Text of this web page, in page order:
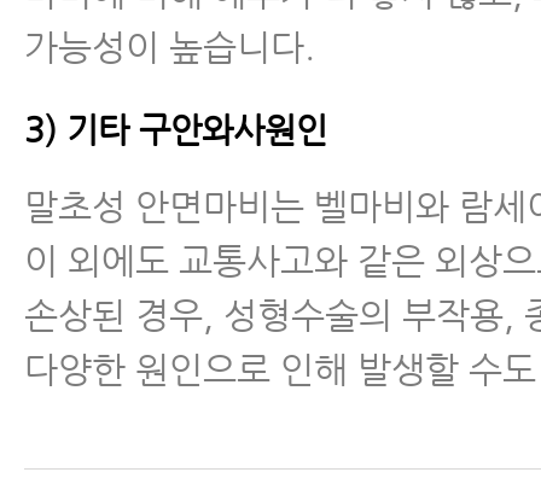
가능성이 높습니다.
3) 기타 구안와사원인
말초성 안면마비는 벨마비와 람세
이 외에도 교통사고와 같은 외상
손상된 경우, 성형수술의 부작용,
다양한 원인으로 인해 발생할 수